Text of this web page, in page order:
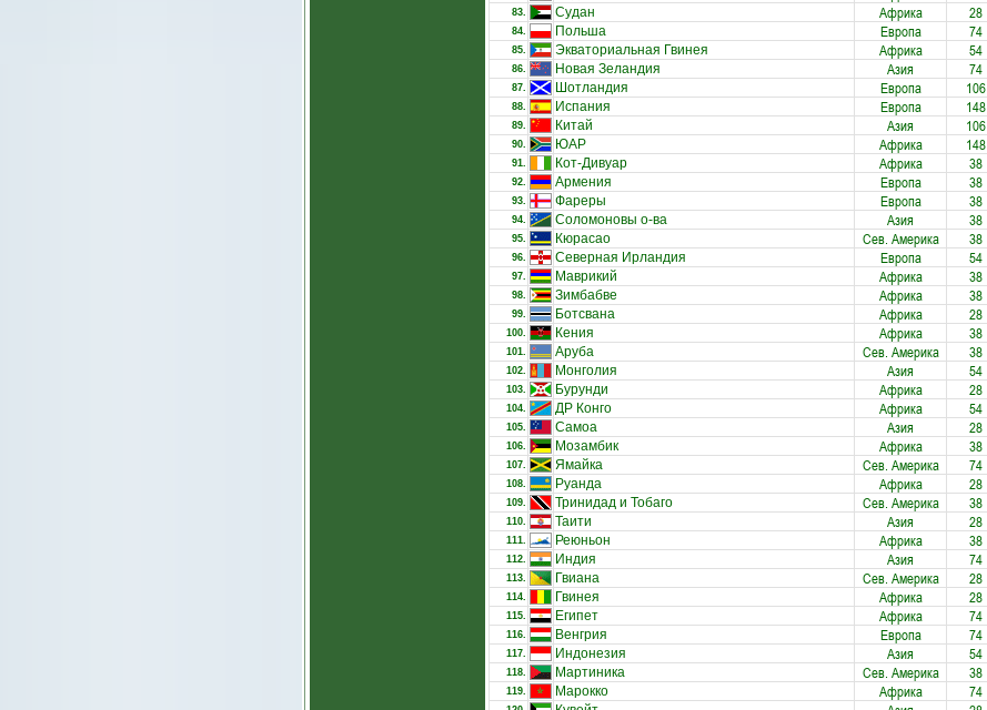
83. Судан Африка 28
84. Польша Европа 74
85. Экваториальная Гвинея Африка 54
86. Новая Зеландия Азия 74
87. Шотландия Европа 106
88. Испания Европа 148
89. Китай Азия 106
90. ЮАР Африка 148
91. Кот-Дивуар Африка 38
92. Армения Европа 38
93. Фареры Европа 38
94. Соломоновы о-ва Азия 38
95. Кюрасао Сев. Америка 38
96. Северная Ирландия Европа 54
97. Маврикий Африка 38
98. Зимбабве Африка 38
99. Ботсвана Африка 28
100. Кения Африка 38
101. Аруба Сев. Америка 38
102. Монголия Азия 54
103. Бурунди Африка 28
104. ДР Конго Африка 54
105. Самоа Азия 28
106. Мозамбик Африка 38
107. Ямайка Сев. Америка 74
108. Руанда Африка 28
109. Тринидад и Тобаго Сев. Америка 38
110. Таити Азия 28
111. Реюньон Африка 38
112. Индия Азия 74
113. Гвиана Сев. Америка 28
114. Гвинея Африка 28
115. Египет Африка 74
116. Венгрия Европа 74
117. Индонезия Азия 54
118. Мартиника Сев. Америка 38
119. Марокко Африка 74